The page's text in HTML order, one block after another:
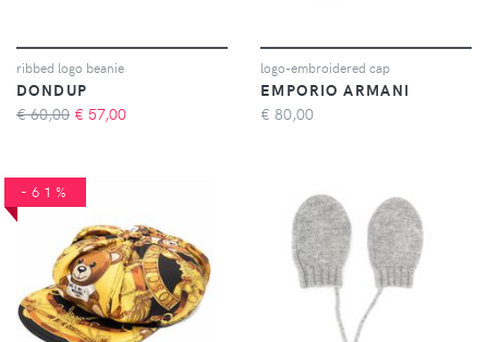
ribbed logo beanie
DONDUP
€ 60,00 € 57,00
logo-embroidered cap
EMPORIO ARMANI
€ 80,00
-61%